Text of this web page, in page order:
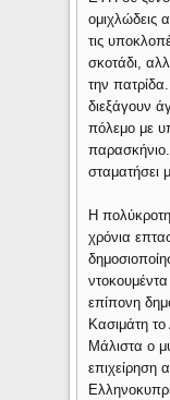
ομιχλώδεις
τις
σκοτάδι,
την
διεξάγουν
πόλεμο με
σταματήσει
Η
χρόνια
επίπονη
Κασιμάτη
Μάλιστα ο
επιχείρηση